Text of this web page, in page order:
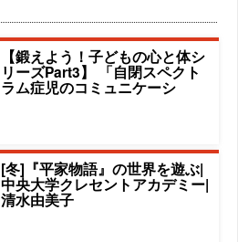
【鍛えよう！子どもの心と体シ
リーズPart3】 「自閉スペクト
ラム症児のコミュニケーシ
[冬]『平家物語』の世界を遊ぶ|
中央大学クレセントアカデミー|
清水由美子